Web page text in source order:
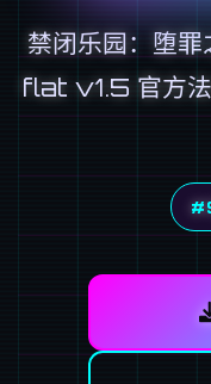
禁闭乐园：堕
flat v1.5 官方法